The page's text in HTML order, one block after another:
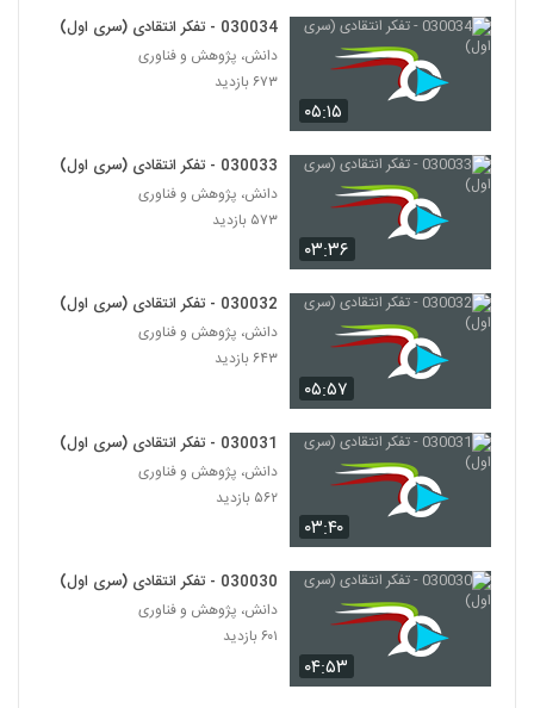
030049 - نظریه دانش
50
030050 - نظریه دانش
030051 - نظریه دانش
۵۱۳ بازدید
030052 - نظریه دانش
53
030053 - نظریه دانش
030054 - نظریه دانش
030055 - نظریه دانش
۴۸۷ بازدید
۰۵:۱۵
030034 - تفکر انتقادی (سری اول)
دانش، پژوهش و فناوری
۶۷۳ بازدید
۰۳:۳۶
030033 - تفکر انتقادی (سری اول)
دانش، پژوهش و فناوری
۵۷۳ بازدید
۰۵:۵۷
030032 - تفکر انتقادی (سری اول)
دانش، پژوهش و فناوری
۶۴۳ بازدید
۰۳:۴۰
030031 - تفکر انتقادی (سری اول)
دانش، پژوهش و فناوری
۵۶۲ بازدید
۰۴:۵۳
030030 - تفکر انتقادی (سری اول)
دانش، پژوهش و فناوری
۶۰۱ بازدید